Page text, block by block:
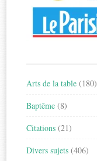
Arts de la table (180)
Baptême (8)
Citations (21)
Divers sujets (406)